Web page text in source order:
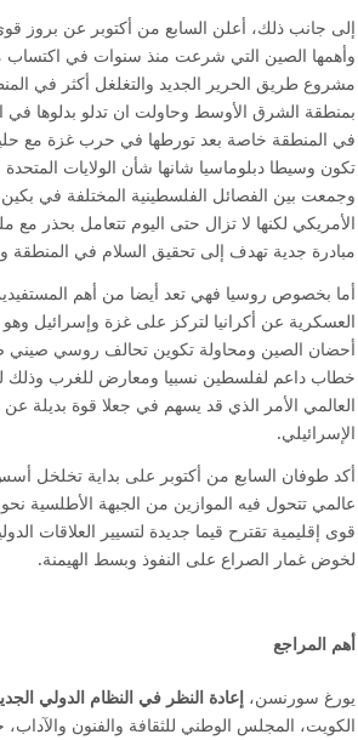
إلى جانب ذلك، أعلن السابع من أكتوبر عن بروز
وأهمها الصين التي شرعت منذ سنوات في
مشروع طريق الحرير الجديد والتغلغل أكثر في
بمنطقة الشرق الأوسط وحاولت ان تدلو بدلوها في
في المنطقة خاصة بعد تورطها في حرب غزة مع
وجمعت بين الفصائل الفلسطينية المختلفة في بكين
الأمريكي لكنها لا تزال حتى اليوم تتعامل بحذر
مبادرة جدية تهدف إلى تحقيق السلام في
أما بخصوص روسيا فهي تعد أيضا من أهم
العسكرية عن أكرانيا لتركز على غزة وإسرائيل
أحضان الصين ومحاولة تكوين تحالف روسي صيني ضد
خطاب داعم لفلسطين نسبيا ومعارض للغرب وذلك
العالمي الأمر الذي قد يسهم في جعلا قوة بديلة
الإسرائيلي.
أكد طوفان السابع من أكتوبر على بداية تخلخل
عالمي تتحول فيه الموازين من الجبهة الأطلسية
قوى إقليمية تقترح قيما جديدة لتسيير العلاقات
لخوض غمار الصراع على النفوذ وبسط الهيمنة.
أهم المراجع
يورغ سورنسن، إعادة النظر في النظام الدولي
الكويت، المجلس الوطني للثقافة والفنون والآداب،